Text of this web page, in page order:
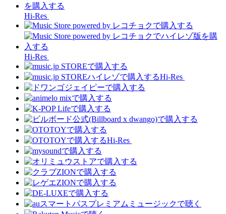
Hi-Res
Hi-Res
Hi-Res
Hi-Res